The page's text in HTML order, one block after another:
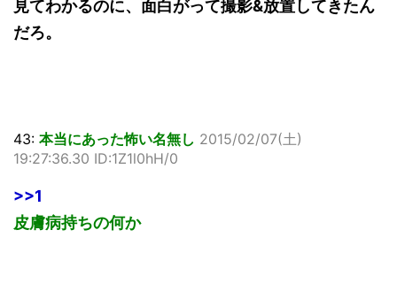
見てわかるのに、面白がって撮影&放置してきたん
だろ。
43: 本当にあった怖い名無し 2015/02/07(土)
19:27:36.30 ID:1Z1l0hH/0
>>1
皮膚病持ちの何か